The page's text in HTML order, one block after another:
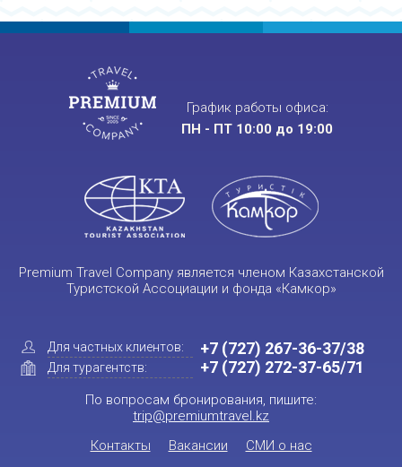
График работы офиса:
ПН - ПТ 10:00 до 19:00
Premium Travel Company является членом Казахстанской
Туристской Ассоциации и фонда «Камкор»
Для частных клиентов:
Для турагентств:
+7 (727) 267-36-37/38
+7 (727) 272-37-65/71
По вопросам бронирования, пишите:
trip@premiumtravel.kz
Контакты
Вакансии СМИ о нас